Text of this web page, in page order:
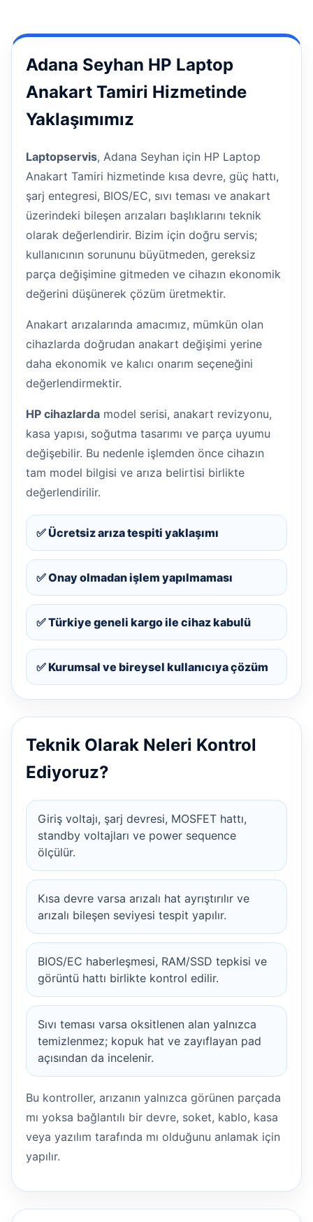
Adana Seyhan HP Laptop
Anakart Tamiri Hizmetinde
Yaklaşımımız
Laptopservis, Adana Seyhan için HP Laptop
Anakart Tamiri hizmetinde kısa devre, güç hattı,
şarj entegresi, BIOS/EC, sıvı teması ve anakart
üzerindeki bileşen arızaları başlıklarını teknik
olarak değerlendirir. Bizim için doğru servis;
kullanıcının sorununu büyütmeden, gereksiz
parça değişimine gitmeden ve cihazın ekonomik
değerini düşünerek çözüm üretmektir.
Anakart arızalarında amacımız, mümkün olan
cihazlarda doğrudan anakart değişimi yerine
daha ekonomik ve kalıcı onarım seçeneğini
değerlendirmektir.
HP cihazlarda model serisi, anakart revizyonu,
kasa yapısı, soğutma tasarımı ve parça uyumu
değişebilir. Bu nedenle işlemden önce cihazın
tam model bilgisi ve arıza belirtisi birlikte
değerlendirilir.
✅ Ücretsiz arıza tespiti yaklaşımı
✅ Onay olmadan işlem yapılmaması
✅ Türkiye geneli kargo ile cihaz kabulü
✅ Kurumsal ve bireysel kullanıcıya çözüm
Teknik Olarak Neleri Kontrol
Ediyoruz?
Giriş voltajı, şarj devresi, MOSFET hattı,
standby voltajları ve power sequence
ölçülür.
Kısa devre varsa arızalı hat ayrıştırılır ve
arızalı bileşen seviyesi tespit yapılır.
BIOS/EC haberleşmesi, RAM/SSD tepkisi ve
görüntü hattı birlikte kontrol edilir.
Sıvı teması varsa oksitlenen alan yalnızca
temizlenmez; kopuk hat ve zayıflayan pad
açısından da incelenir.
Bu kontroller, arızanın yalnızca görünen parçada
mı yoksa bağlantılı bir devre, soket, kablo, kasa
veya yazılım tarafında mı olduğunu anlamak için
yapılır.